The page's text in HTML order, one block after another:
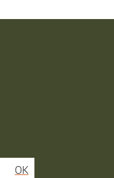
OK